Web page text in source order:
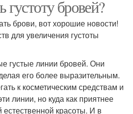
густоту бровей?
брови, вот хорошие новости!
для увеличения густоты
густые линии бровей. Они
его более выразительным.
к косметическим средствам и
линии, но куда как приятнее
естественной красоты. И в